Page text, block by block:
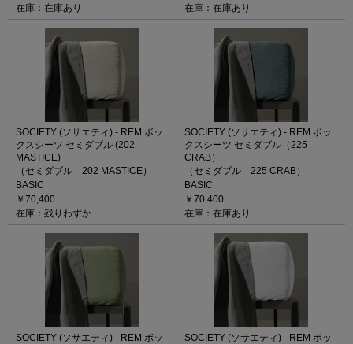
在庫：在庫あり
在庫：在庫あり
SOCIETY (ソサエティ) - REM ボッ
クスシーツ セミダブル (202
MASTICE)
（セミダブル 202 MASTICE）
BASIC
￥70,400
在庫：残りわずか
SOCIETY (ソサエティ) - REM ボッ
クスシーツ セミダブル（225
CRAB）
（セミダブル 225 CRAB）
BASIC
￥70,400
在庫：在庫あり
SOCIETY (ソサエティ) - REM ボッ
SOCIETY (ソサエティ) - REM ボッ